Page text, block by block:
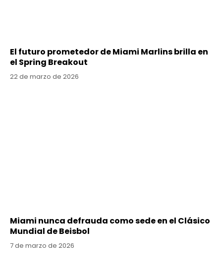
El futuro prometedor de Miami Marlins brilla en
el Spring Breakout
22 de marzo de 2026
Miami nunca defrauda como sede en el Clásico
Mundial de Beisbol
7 de marzo de 2026